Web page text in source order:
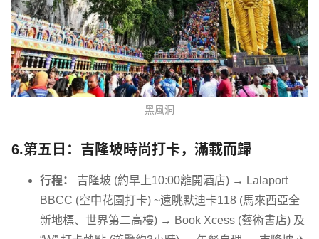
黑風洞
6.第五日：吉隆坡時尚打卡，滿載而歸
行程：
吉隆坡 (約早上10:00離開酒店) → Lalaport
BBCC (空中花園打卡) ~遠眺默迪卡118 (馬來西亞全
新地標、世界第二高樓) → Book Xcess (藝術書店) 及